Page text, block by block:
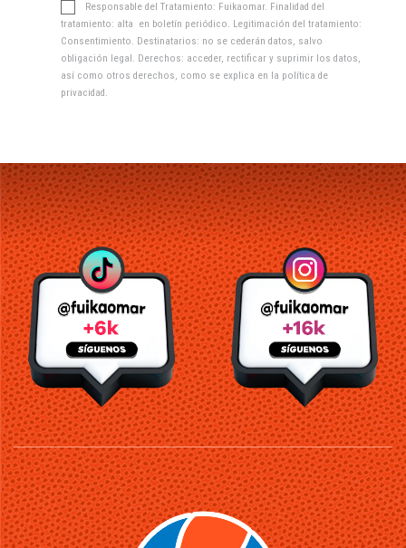
Responsable del Tratamiento: Fuikaomar. Finalidad del
tratamiento: alta en boletín periódico. Legitimación del tratamiento:
Consentimiento. Destinatarios: no se cederán datos, salvo
obligación legal. Derechos: acceder, rectificar y suprimir los datos,
así como otros derechos, como se explica en la política de
privacidad .